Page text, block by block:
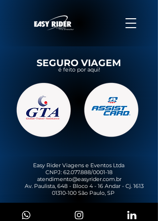
SEGURO VIAGEM
é feito por aqui!
Easy Rider Viagens e Eventos Ltda
CNPJ: 62.077.888/0001-18
atendimento@easyrider.com.br
Av. Paulista, 648 - Bloco 4 - 16 Andar - Cj. 1613
01310-100 São Paulo, SP